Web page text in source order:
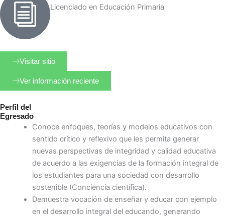
Licenciado en Educación Primaria
Visitar sitio
Ver información reciente
Perfil del
Egresado
Conoce enfoques, teorías y modelos educativos con
sentido crítico y reflexivo que les permita generar
nuevas perspectivas de integridad y calidad educativa
de acuerdo a las exigencias de la formación integral de
los estudiantes para una sociedad con desarrollo
sostenible (Conciencia científica).
Demuestra vocación de enseñar y educar con ejemplo
en el desarrollo integral del educando, generando